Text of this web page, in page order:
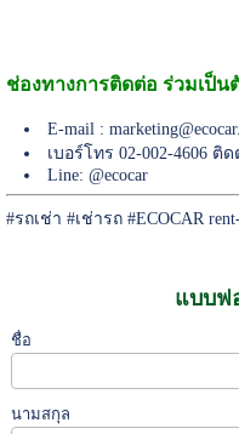
ช่องทางการติดต่อ ร่วมเป็
E-mail :
เบอร์โทร 02-002-4606 ติ
Line: @ecocar
#รถเช่า #เช่ารถ#ECOCAR
แบบฟ
ชื่อ
นามสกุล